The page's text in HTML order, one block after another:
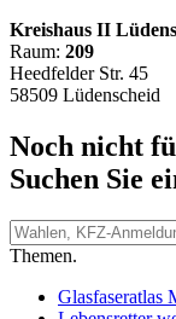
Kreishaus II
Raum: 209
Heedfelder Str. 45
58509 Lüdenscheid
Noch nicht
Suchen Sie
Themen.
Glasfaseratlas